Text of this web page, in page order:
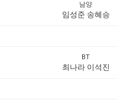
남양
임성준 송혜승
BT
최나라 이석진